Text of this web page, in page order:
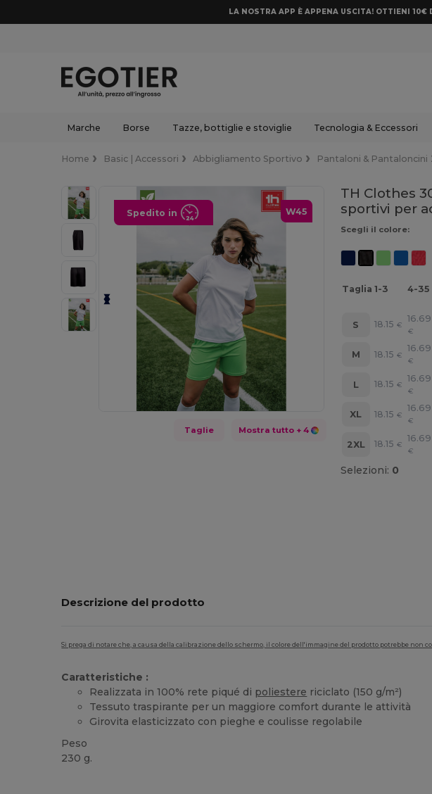
LA NOSTRA APP È APPENA USCITA! OTTIENI 10€
Marche Borse Tazze, bottiglie e stoviglie Tecnologia & Eccessori
Home Basic | Accessori Abbigliamento Sportivo Pantaloni & Pantaloncini
W45
Spedito in
Taglie Mostra tutto + 4
TH Clothes
sportivi per
Scegli il colore:
Taglia 1-3 4-35
S 18.15 €
16.69
€
M 18.15 €
16.69
€
L 18.15 €
16.69
€
XL 18.15 €
16.69
€
2XL 18.15 €
16.69
€
Selezioni: 0
Descrizione del prodotto
Si prega di notare che, a causa della calibrazione dello schermo, il colore dell'immagine del prodotto potrebbe non
Caratteristiche :
Realizzata in 100% rete piqué di poliestere riciclato (150 g/m²)
Tessuto traspirante per un maggiore comfort durante le attività
Girovita elasticizzato con pieghe e coulisse regolabile
Peso
230 g.